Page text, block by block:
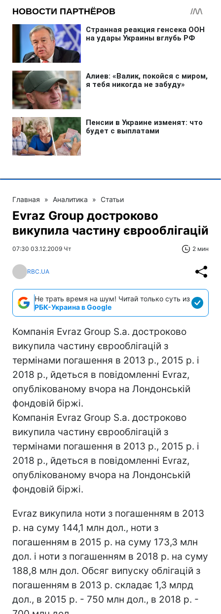
Главная » Аналитика » Статьи
Evraz Group достроково
викупила частину єврооблігацій
07:30 03.12.2009 Чт 2 мин
RBC.UA
Не трать время на шум! Читай только суть из
РБК-Украина в Google
Компанія Evraz Group S.a. достроково
викупила частину єврооблігацій з
термінами погашення в 2013 р., 2015 р. і
2018 р., йдеться в повідомленні Evraz,
опублікованому вчора на Лондонській
фондовій біржі.
Компанія Evraz Group S.a. достроково
викупила частину єврооблігацій з
термінами погашення в 2013 р., 2015 р. і
2018 р., йдеться в повідомленні Evraz,
опублікованому вчора на Лондонській
фондовій біржі.
Evraz викупила ноти з погашенням в 2013
р. на суму 144,1 млн дол., ноти з
погашенням в 2015 р. на суму 173,3 млн
дол. і ноти з погашенням в 2018 р. на суму
188,8 млн дол. Обсяг випуску облігацій з
погашенням в 2013 р. складає 1,3 млрд
дол., в 2015 р. - 750 млн дол., в 2018 р. -